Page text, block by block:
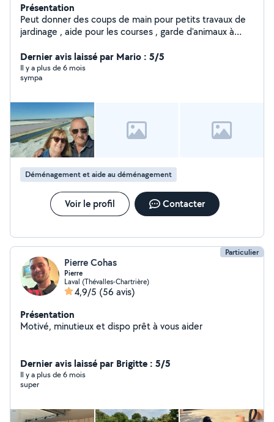
Présentation
Peut donner des coups de main pour petits travaux de
jardinage , aide pour les courses , garde d'animaux à
Dernier avis laissé par Mario : 5/5
Il y a plus de 6 mois
sympa
Déménagement et aide au déménagement
Voir le profil Contacter
Particulier
Pierre Cohas
Pierre
Laval (Thévalles-Chartrière)
4,9/5 (56 avis)
Présentation
Motivé, minutieux et dispo prêt à vous aider
Dernier avis laissé par Brigitte : 5/5
Il y a plus de 6 mois
super